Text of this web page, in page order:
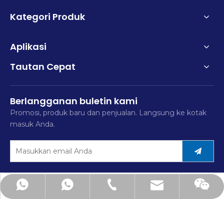
+8613777773238
+86-577-86383608
mimi@hsfitting.com
Kategori Produk
Aplikasi
Tautan Cepat
Berlangganan buletin kami
Promosi, produk baru dan penjualan. Langsung ke kotak
masuk Anda.